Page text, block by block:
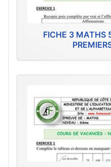
FICHE 3 MATHS